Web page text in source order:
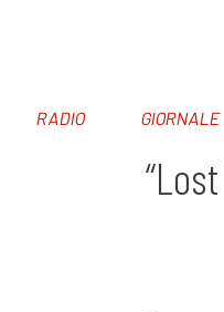
RADIO GIORNALE